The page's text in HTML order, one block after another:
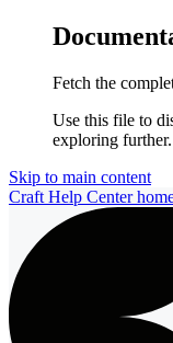
Fetch the
Use this file to
exploring further.
Skip to main content
Craft Help Center